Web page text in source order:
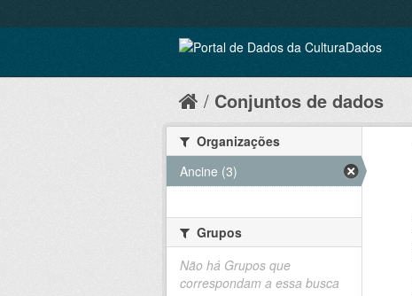
Conjuntos de dados
Organizações
Ancine (3)
Grupos
Não há Grupos que
correspondam a essa busca